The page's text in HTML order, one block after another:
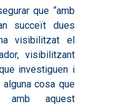
que “amb
succeït dues
visibilitzat el
visibilitzant
investiguen i
cosa que
amb aquest